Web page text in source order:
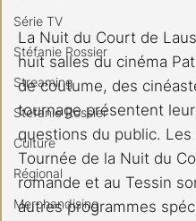
Série TV
Stéfanie Rossier
Streaming
Stefanie Rossier
Culture
Régional
Merchandising
La Nuit du Court de
huit salles du cinéma
de coutume, des
tournage présentent
questions du public.
Tournée de la Nuit du
romande et au Tessin
autres programmes